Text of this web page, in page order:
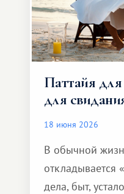
Паттайя
для
18 июня 2026
В обычной
откладывается
дела, быт,